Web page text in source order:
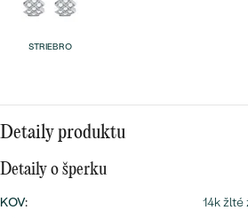
náušnice
prívesky
STRIEBRO
Detaily produktu
Detaily o šperku
KOV:
14k